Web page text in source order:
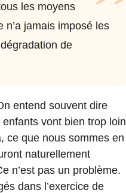
les moyens
jamais imposé les
de
entend souvent dire
vont bien trop loin
ce que nous sommes en
naturellement
n’est pas un problème.
dans l’exercice de